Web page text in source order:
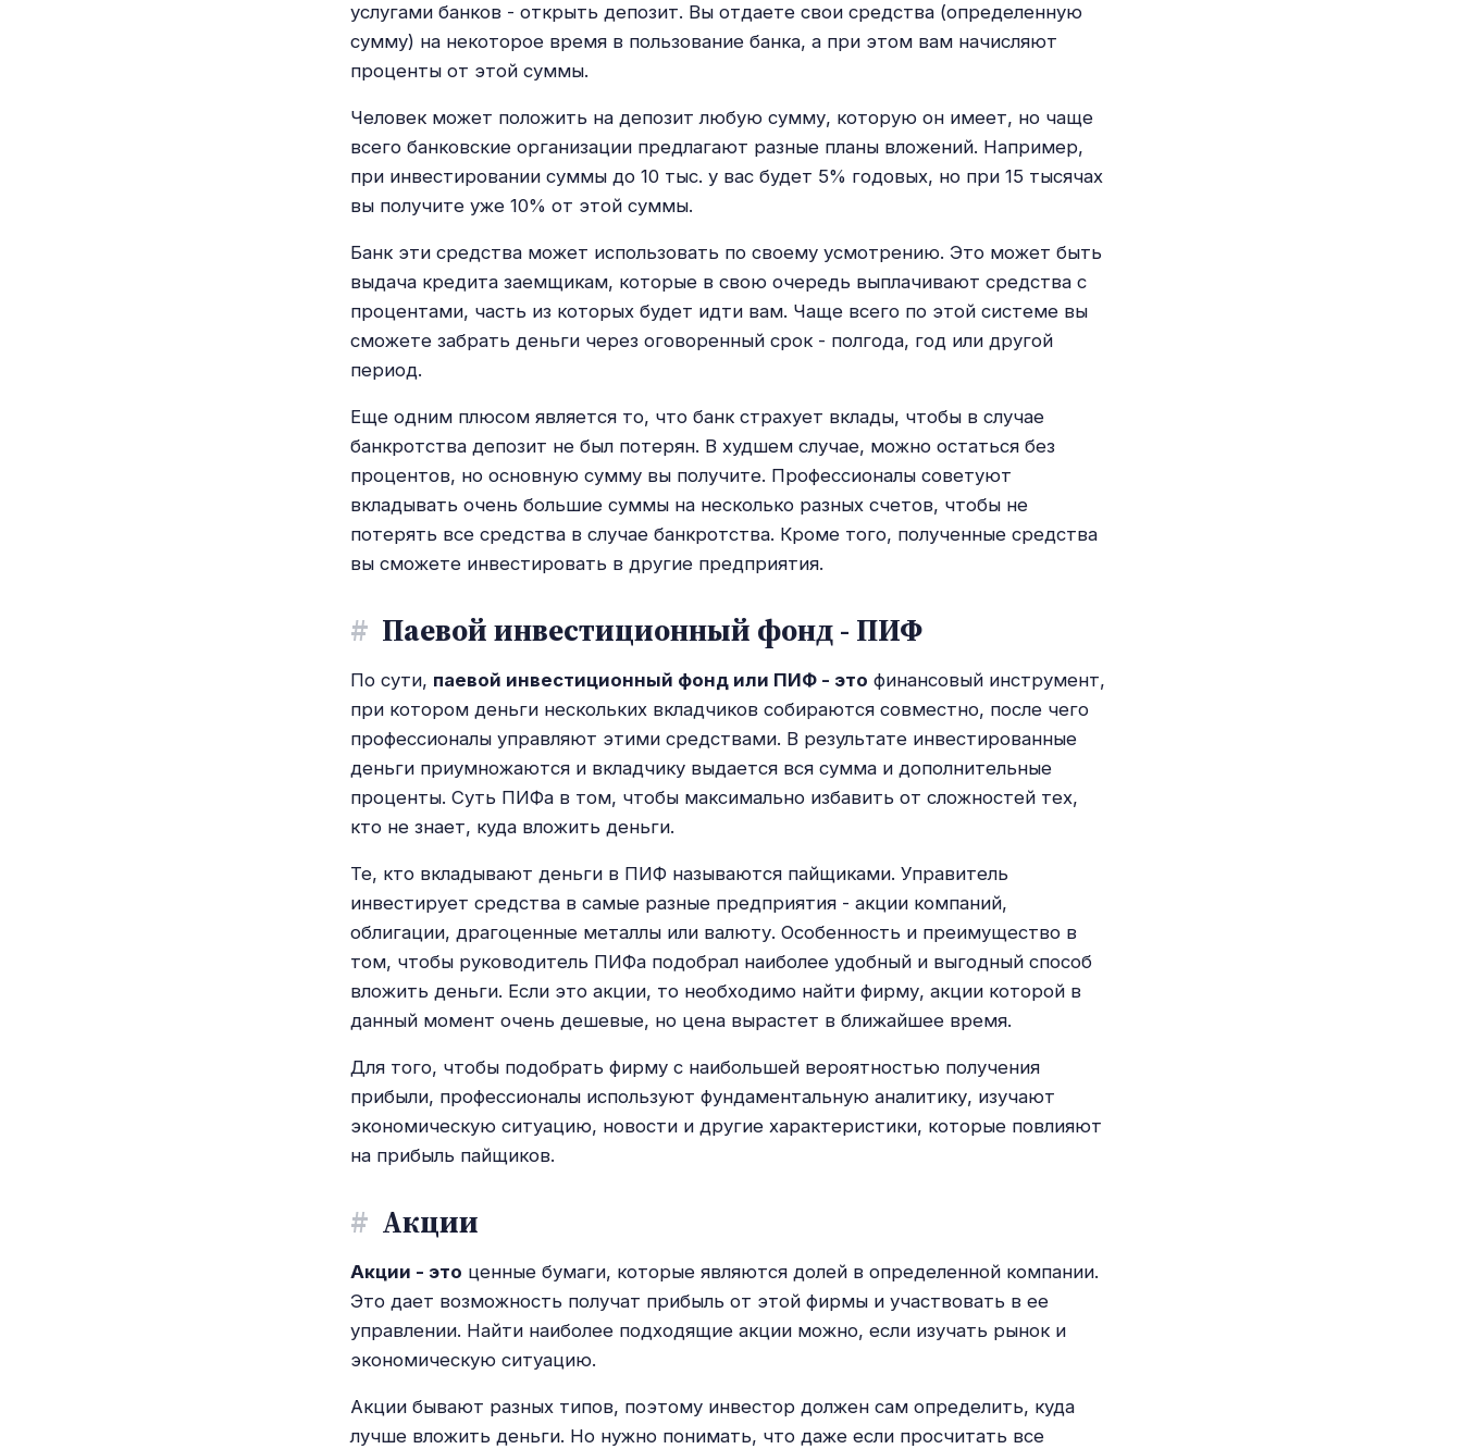
услугами банков - открыть депозит. Вы отдаете свои средства (определенную
сумму) на некоторое время в пользование банка, а при этом вам начисляют
проценты от этой суммы.
Человек может положить на депозит любую сумму, которую он имеет, но чаще
всего банковские организации предлагают разные планы вложений. Например,
при инвестировании суммы до 10 тыс. у вас будет 5% годовых, но при 15 тысячах
вы получите уже 10% от этой суммы.
Банк эти средства может использовать по своему усмотрению. Это может быть
выдача кредита заемщикам, которые в свою очередь выплачивают средства с
процентами, часть из которых будет идти вам. Чаще всего по этой системе вы
сможете забрать деньги через оговоренный срок - полгода, год или другой
период.
Еще одним плюсом является то, что банк страхует вклады, чтобы в случае
банкротства депозит не был потерян. В худшем случае, можно остаться без
процентов, но основную сумму вы получите. Профессионалы советуют
вкладывать очень большие суммы на несколько разных счетов, чтобы не
потерять все средства в случае банкротства. Кроме того, полученные средства
вы сможете инвестировать в другие предприятия.
# Паевой инвестиционный фонд - ПИФ
По сути, паевой инвестиционный фонд или ПИФ - это финансовый инструмент,
при котором деньги нескольких вкладчиков собираются совместно, после чего
профессионалы управляют этими средствами. В результате инвестированные
деньги приумножаются и вкладчику выдается вся сумма и дополнительные
проценты. Суть ПИФа в том, чтобы максимально избавить от сложностей тех,
кто не знает, куда вложить деньги.
Те, кто вкладывают деньги в ПИФ называются пайщиками. Управитель
инвестирует средства в самые разные предприятия - акции компаний,
облигации, драгоценные металлы или валюту. Особенность и преимущество в
том, чтобы руководитель ПИФа подобрал наиболее удобный и выгодный способ
вложить деньги. Если это акции, то необходимо найти фирму, акции которой в
данный момент очень дешевые, но цена вырастет в ближайшее время.
Для того, чтобы подобрать фирму с наибольшей вероятностью получения
прибыли, профессионалы используют фундаментальную аналитику, изучают
экономическую ситуацию, новости и другие характеристики, которые повлияют
на прибыль пайщиков.
# Акции
Акции - это ценные бумаги, которые являются долей в определенной компании.
Это дает возможность получат прибыль от этой фирмы и участвовать в ее
управлении. Найти наиболее подходящие акции можно, если изучать рынок и
экономическую ситуацию.
Акции бывают разных типов, поэтому инвестор должен сам определить, куда
лучше вложить деньги. Но нужно понимать, что даже если просчитать все